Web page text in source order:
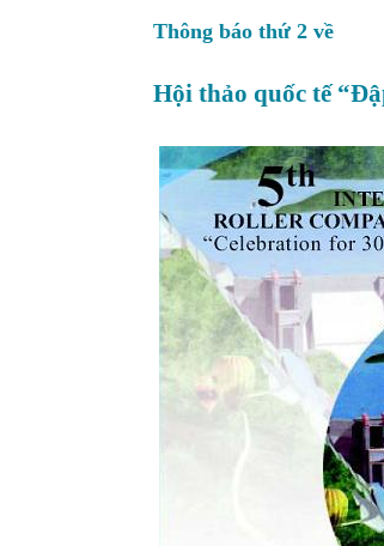
Thông báo thứ 2 về
Hội thảo quốc tế